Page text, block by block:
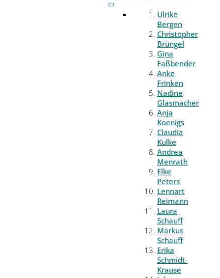
Ulrike
Bergen
Christopher
Brüngel
Gina
Faßbender
Anke
Frinken
Nadine
Glasmacher
Anja
Koenigs
Claudia
Kulke
Andrea
Menrath
Elke
Peters
Lennart
Reimann
Laura
Schauff
Markus
Schauff
Erika
Schmidt-
Krause